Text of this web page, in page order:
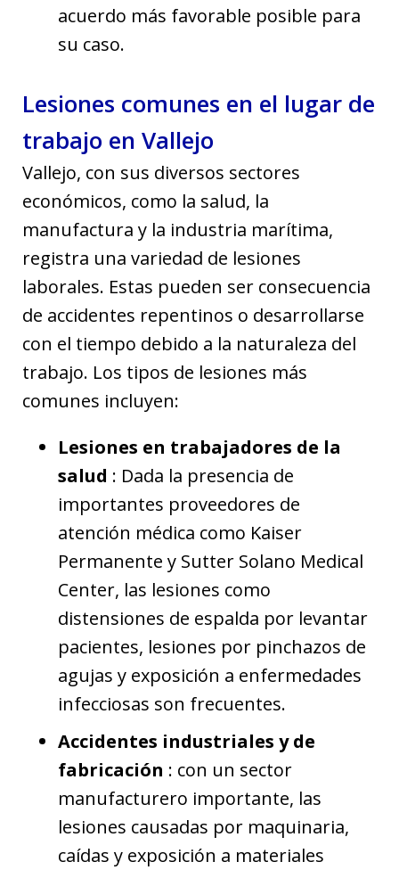
acuerdo más favorable posible para
su caso.
Lesiones comunes en el lugar de
trabajo en Vallejo
Vallejo, con sus diversos sectores
económicos, como la salud, la
manufactura y la industria marítima,
registra una variedad de lesiones
laborales. Estas pueden ser consecuencia
de accidentes repentinos o desarrollarse
con el tiempo debido a la naturaleza del
trabajo. Los tipos de lesiones más
comunes incluyen:
Lesiones en trabajadores de la
salud : Dada la presencia de
importantes proveedores de
atención médica como Kaiser
Permanente y Sutter Solano Medical
Center, las lesiones como
distensiones de espalda por levantar
pacientes, lesiones por pinchazos de
agujas y exposición a enfermedades
infecciosas son frecuentes.
Accidentes industriales y de
fabricación : con un sector
manufacturero importante, las
lesiones causadas por maquinaria,
caídas y exposición a materiales